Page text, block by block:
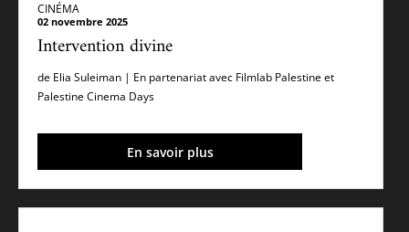
CINÉMA
02 novembre 2025
Intervention divine
de Elia Suleiman | En partenariat avec Filmlab Palestine et
Palestine Cinema Days
En savoir plus